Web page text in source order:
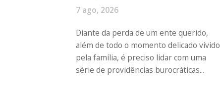
7 ago, 2026
Diante da perda de um ente querido,
além de todo o momento delicado vivido
pela família, é preciso lidar com uma
série de providências burocráticas...